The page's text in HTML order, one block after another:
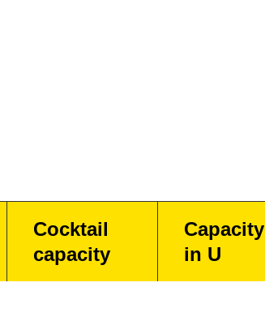
Cocktail
capacity
Capacity
in U